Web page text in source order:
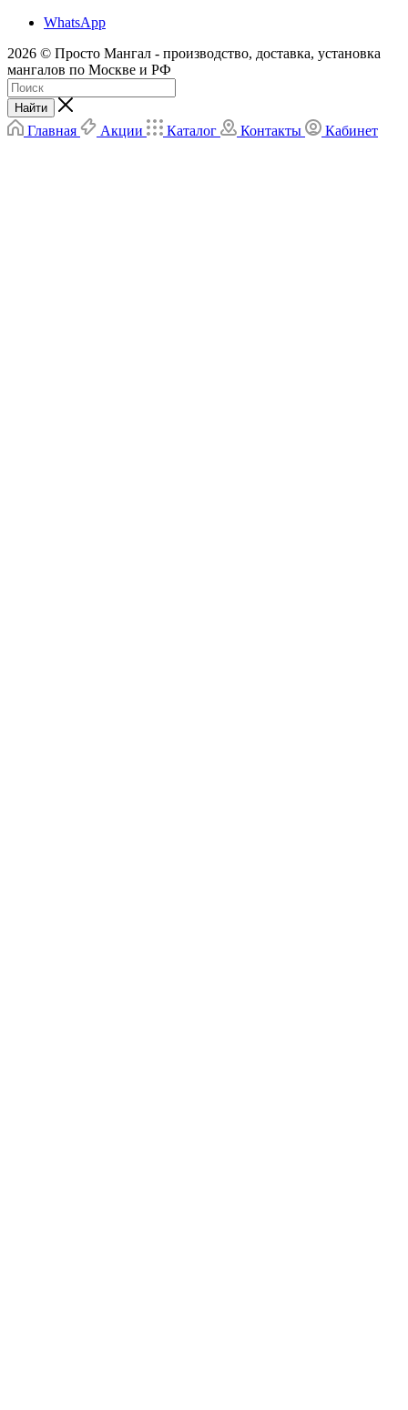
WhatsApp
2026 © Просто Мангал - производство, доставка, установка
мангалов по Москве и РФ
Найти
Главная Акции Каталог Контакты Кабинет